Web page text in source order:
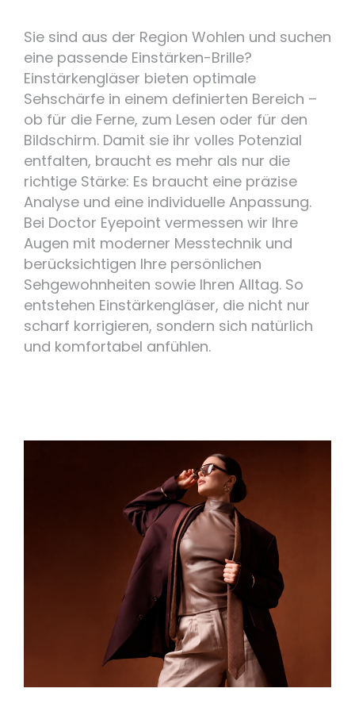
Sie sind aus der Region Wohlen und suchen
eine passende Einstärken-Brille?
Einstärkengläser bieten optimale
Sehschärfe in einem definierten Bereich –
ob für die Ferne, zum Lesen oder für den
Bildschirm. Damit sie ihr volles Potenzial
entfalten, braucht es mehr als nur die
richtige Stärke: Es braucht eine präzise
Analyse und eine individuelle Anpassung.
Bei Doctor Eyepoint vermessen wir Ihre
Augen mit moderner Messtechnik und
berücksichtigen Ihre persönlichen
Sehgewohnheiten sowie Ihren Alltag. So
entstehen Einstärkengläser, die nicht nur
scharf korrigieren, sondern sich natürlich
und komfortabel anfühlen.